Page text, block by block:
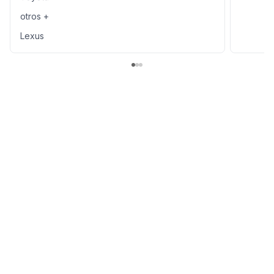
otros +
Lexus